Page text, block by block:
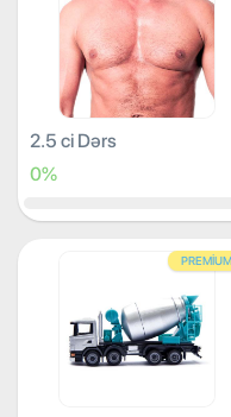
2.5 ci Dərs
0%
PREMIUM